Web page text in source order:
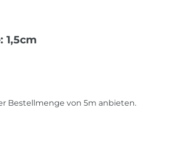
1,5cm
Bestellmenge von 5m anbieten.